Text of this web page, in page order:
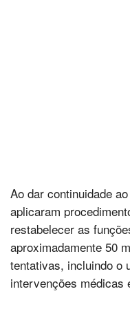
Ao dar continuidade
aplicaram
restabelecer as
aproximadamente 50
tentativas, incluindo o
intervenções médicas